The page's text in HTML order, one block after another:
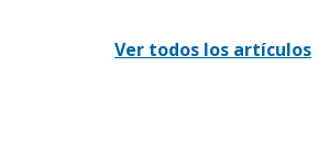
Ver todos los artículos